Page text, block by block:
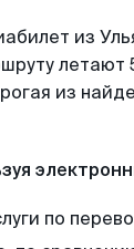
из
летают
из
по